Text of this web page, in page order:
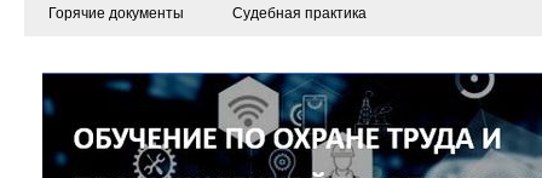
Горячие документы Судебная практика